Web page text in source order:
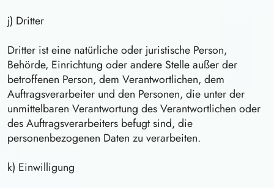
j) Dritter
Dritter ist eine natürliche oder juristische Person,
Behörde, Einrichtung oder andere Stelle außer der
betroffenen Person, dem Verantwortlichen, dem
Auftragsverarbeiter und den Personen, die unter der
unmittelbaren Verantwortung des Verantwortlichen oder
des Auftragsverarbeiters befugt sind, die
personenbezogenen Daten zu verarbeiten.
k) Einwilligung